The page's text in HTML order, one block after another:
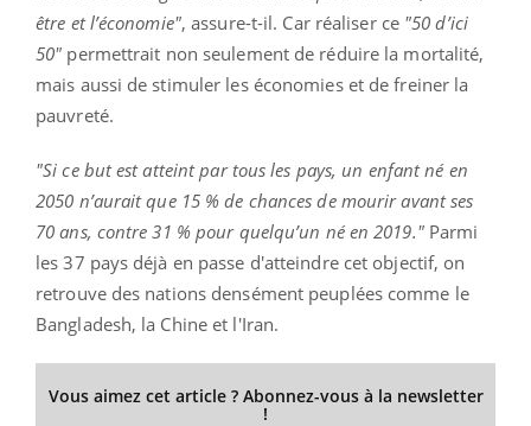
être et l’économie", assure-t-il. Car réaliser ce"50 d’ici
50" permettrait non seulement de réduire la mortalité,
mais aussi de stimuler les économies et de freiner la
pauvreté.
"Si ce but est atteint par tous les pays, un enfant né en
2050 n’aurait que 15 % de chances de mourir avant ses
70 ans, contre 31 % pour quelqu’un né en 2019."Parmi
les 37 pays déjà en passe d'atteindre cet objectif, on
retrouve des nations densément peuplées comme le
Bangladesh, la Chine et l'Iran.
Vous aimez cet article ? Abonnez-vous à la newsletter
!